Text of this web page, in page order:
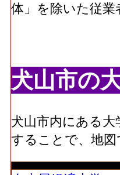
体」を除いた従業
犬山市の
犬山市内にある
することで、地